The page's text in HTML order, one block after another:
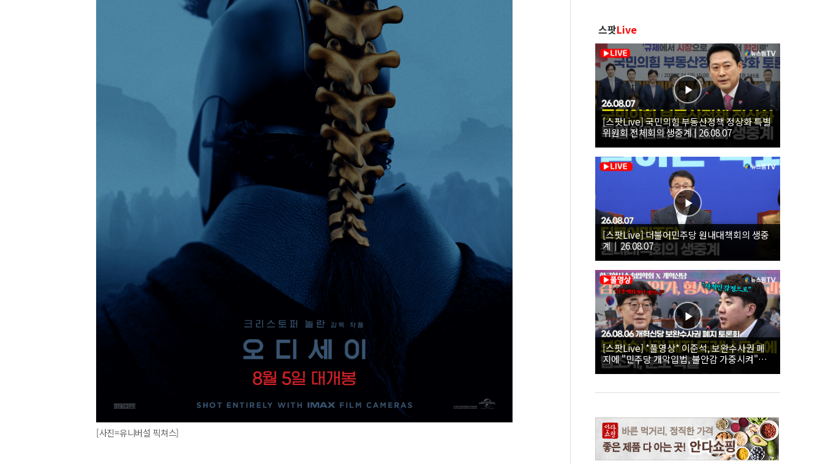
[사진=유니버설 픽쳐스]
스팟Live
[스팟Live] 국민의힘 부동산정책 정상화 특별
위원회 전체회의 생중계 | 26.08.07
[스팟Live] 더불어민주당 원내대책회의 생중
계｜26.08.07
[스팟Live] *풀영상* 이준석, 보완수사권 폐
지에 "민주당 개악입법, 불안감 가중시켜"｜
26.08.06 개혁신당 보완수사권 폐지 토론회